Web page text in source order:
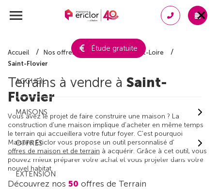
Étude gratuite
ACCUEIL
MAISONS
OFFRES
EXTENSION
Accueil Nos offres de terrain
Indre-et-Loire
Saint-Flovier
Terrains à vendre à Saint-
Flovier
Vous avez le projet de faire construire une maison ? La
construction d'une maison implique d'acheter en même temps
le terrain qui accueillera votre futur foyer. C'est pourquoi
Maisons Ericlor vous propose un outil personnalisé d'
offres de maison et de terrain à acquérir. Grâce à cet outil, vous
pouvez mieux préparer votre achat et vous projeter dans votre
nouvel habitat.
Découvrez nos 50 offres de Terrain